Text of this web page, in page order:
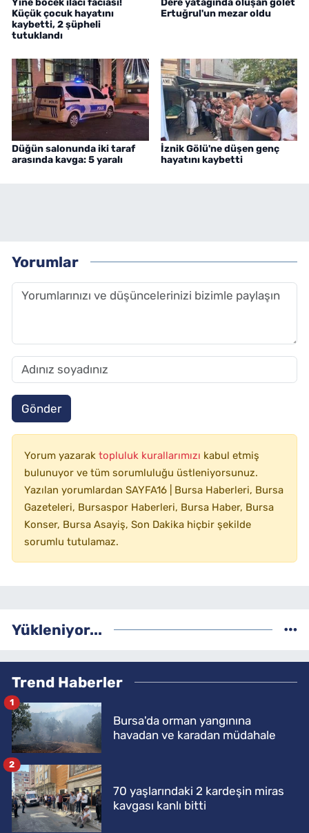
Küçük çocuk hayatını
kaybetti, 2 şüpheli
tutuklandı
Ertuğrul'un mezar oldu
Düğün salonunda iki taraf
arasında kavga: 5 yaralı
İznik Gölü'ne düşen genç
hayatını kaybetti
Yorumlar
Gönder
Yorum yazarak topluluk kurallarımızı kabul etmiş
bulunuyor ve tüm sorumluluğu üstleniyorsunuz.
Yazılan yorumlardan SAYFA16 | Bursa Haberleri, Bursa
Gazeteleri, Bursaspor Haberleri, Bursa Haber, Bursa
Konser, Bursa Asayiş, Son Dakika hiçbir şekilde
sorumlu tutulamaz.
Yükleniyor...
Trend Haberler
Bursa'da orman yangınına
havadan ve karadan müdahale
1
70 yaşlarındaki 2 kardeşin miras
kavgası kanlı bitti
2